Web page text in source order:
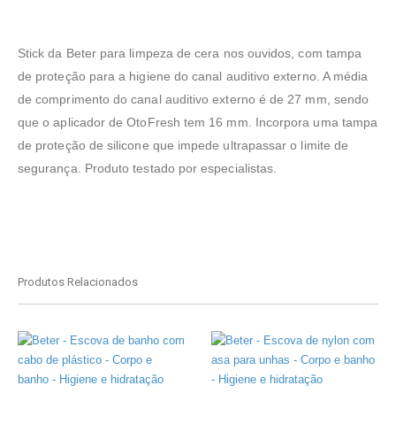
Stick da Beter para limpeza de cera nos ouvidos, com tampa
de proteção para a higiene do canal auditivo externo. A média
de comprimento do canal auditivo externo é de 27 mm, sendo
que o aplicador de OtoFresh tem 16 mm. Incorpora uma tampa
de proteção de silicone que impede ultrapassar o limite de
segurança. Produto testado por especialistas.
Produtos Relacionados